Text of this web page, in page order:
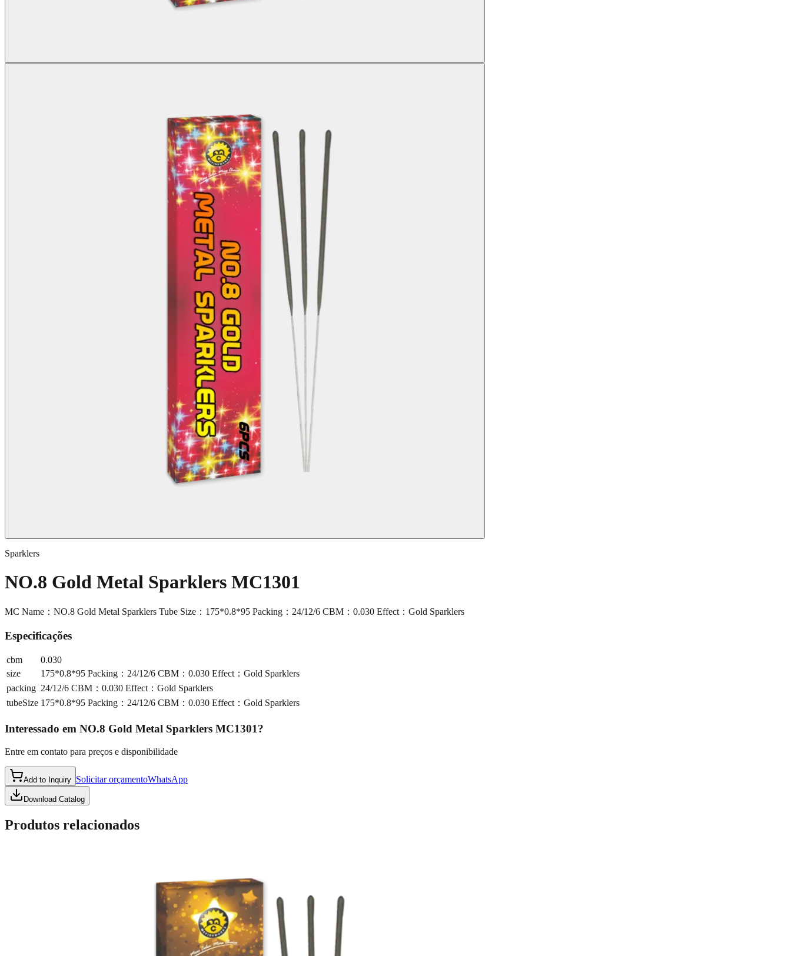
Sparklers
NO.8 Gold Metal Sparklers MC1301
MC Name：NO.8 Gold Metal Sparklers Tube Size：175*0.8*95 Packing：24/12/6 CBM：0.030 Effect：Gold Sparklers
Especificações
cbm
0.030
size
175*0.8*95 Packing：24/12/6 CBM：0.030 Effect：Gold Sparklers
packing 24/12/6 CBM：0.030 Effect：Gold Sparklers
tubeSize 175*0.8*95 Packing：24/12/6 CBM：0.030 Effect：Gold Sparklers
Interessado em NO.8 Gold Metal Sparklers MC1301?
Entre em contato para preços e disponibilidade
Add to Inquiry Solicitar orçamentoWhatsApp
Download Catalog
Produtos relacionados